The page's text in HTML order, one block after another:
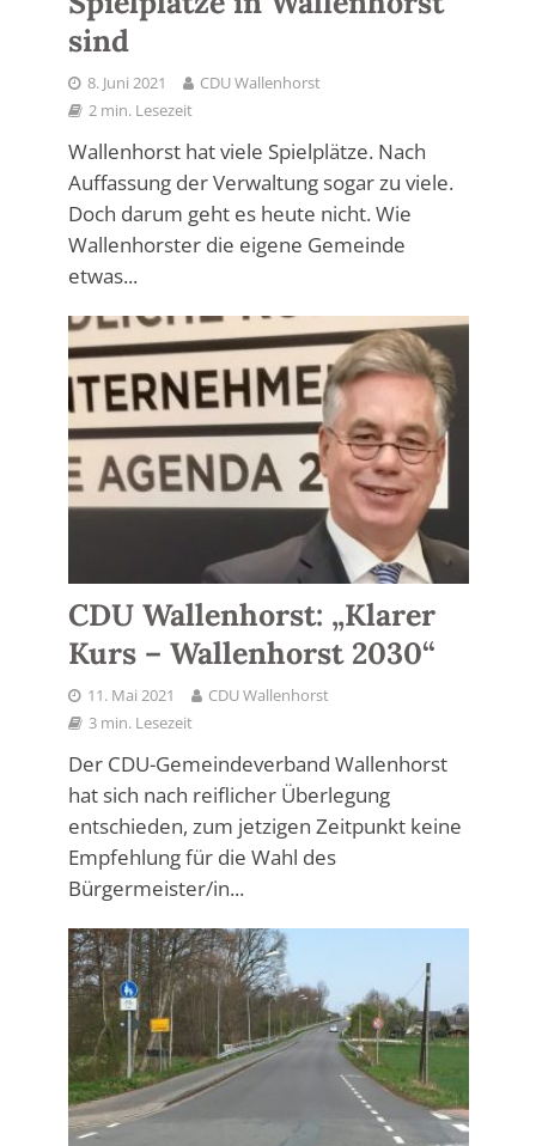
sind
8. Juni 2021
CDU Wallenhorst
2 min. Lesezeit
Wallenhorst hat viele Spielplätze. Nach
Auffassung der Verwaltung sogar zu viele.
Doch darum geht es heute nicht. Wie
Wallenhorster die eigene Gemeinde
etwas...
CDU Wallenhorst: „Klarer
Kurs – Wallenhorst 2030“
11. Mai 2021
CDU Wallenhorst
3 min. Lesezeit
Der CDU-Gemeindeverband Wallenhorst
hat sich nach reiflicher Überlegung
entschieden, zum jetzigen Zeitpunkt keine
Empfehlung für die Wahl des
Bürgermeister/in...